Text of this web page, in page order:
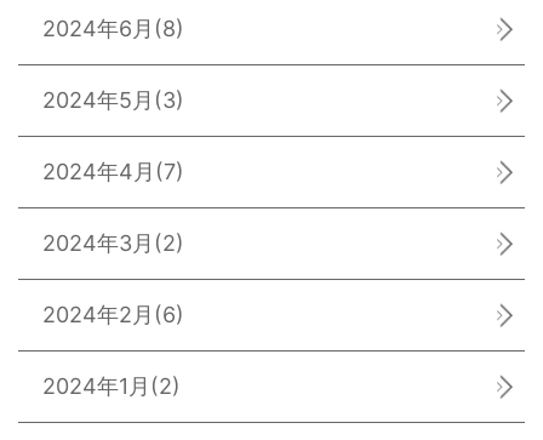
2024年6月 (8)
2024年5月 (3)
2024年4月 (7)
2024年3月 (2)
2024年2月 (6)
2024年1月 (2)